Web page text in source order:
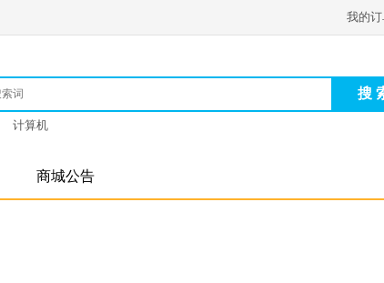
我的
计算机
商城公告